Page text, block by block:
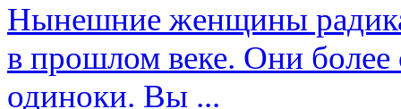
Нынешние женщины
в прошлом веке. Они более
одиноки. Вы ...